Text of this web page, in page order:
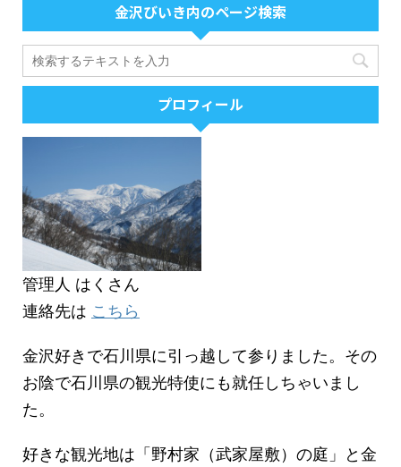
金沢びいき内のページ検索
プロフィール
管理人 はくさん
連絡先は こちら
金沢好きで石川県に引っ越して参りました。その
お陰で石川県の観光特使にも就任しちゃいまし
た。
好きな観光地は「野村家（武家屋敷）の庭」と金